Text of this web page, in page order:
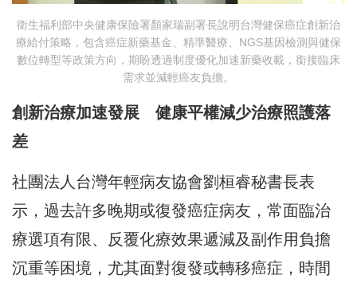
衛生福利部中央健康保險署顏家瑞副署長說明台灣健保癌症創新治
療給付策略，包含癌症新藥基金、精準醫療、NGS基因檢測與健保
數位轉型等政策方向，期盼透過制度優化加速新藥收載，銜接臨床
需求並減輕癌友負擔。
創新治療加速發展 健康平權減少治療照護落
差
社團法人台灣年輕病友協會劉桓睿秘書長表
示，過去許多晚期或復發癌症病友，常面臨治
療選項有限、反覆化療效果遞減及副作用負擔
沉重等困境，尤其面對復發或轉移癌症，時間